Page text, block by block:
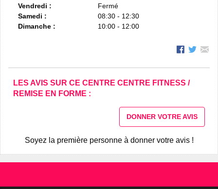
Vendredi :
Fermé
Samedi :
08:30 - 12:30
Dimanche :
10:00 - 12:00
LES AVIS SUR CE CENTRE CENTRE FITNESS /
REMISE EN FORME :
DONNER VOTRE AVIS
Soyez la première personne à donner votre avis !